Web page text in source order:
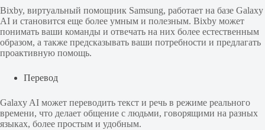
Bixby, виртуальный помощник Samsung, работает на базе Galaxy
AI и становится еще более умным и полезным. Bixby может
понимать ваши команды и отвечать на них более естественным
образом, а также предсказывать ваши потребности и предлагать
проактивную помощь.
Перевод
Galaxy AI может переводить текст и речь в режиме реального
времени, что делает общение с людьми, говорящими на разных
языках, более простым и удобным.